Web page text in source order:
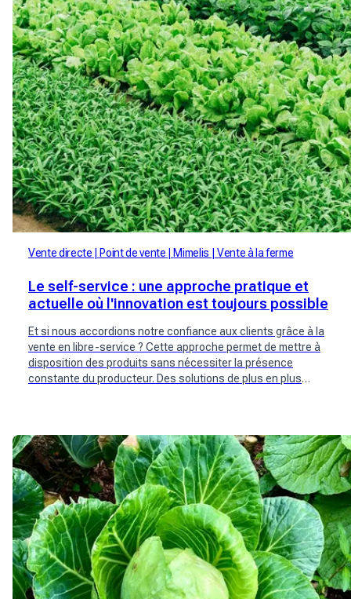
Vente directe Point de vente Mimelis Vente à la ferme
Le self-service : une approche pratique et
actuelle où l'innovation est toujours possible
Et si nous accordions notre confiance aux clients grâce à la
vente en libre-service ? Cette approche permet de mettre à
disposition des produits sans nécessiter la présence
constante du producteur. Des solutions de plus en plus
tout simplement trouver de nouveaux clients !